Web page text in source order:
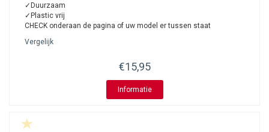
✓Duurzaam
✓Plastic vrij
CHECK onderaan de pagina of uw model er tussen staat
Vergelijk
€15,95
Informatie